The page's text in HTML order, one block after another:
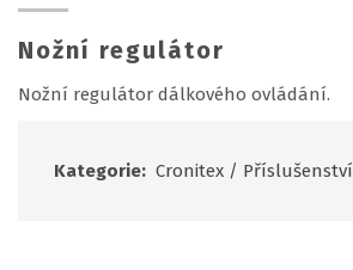
Nožní regulátor
Nožní regulátor dálkového ovládání.
Kategorie: Cronitex / Příslušenství